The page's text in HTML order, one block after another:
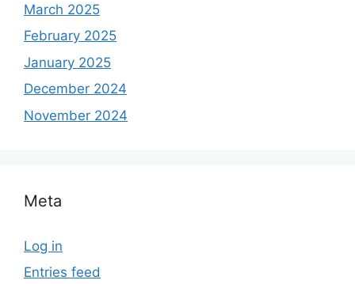
March 2025
February 2025
January 2025
December 2024
November 2024
Meta
Log in
Entries feed